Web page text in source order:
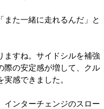
また一緒に走れるんだ」と
ますね。サイドシルを補強
際の安定感が増して、クル
感できました。
インターチェンジのスロー